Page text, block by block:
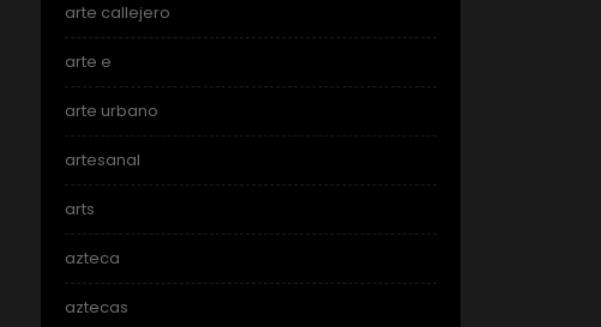
arte callejero
arte e
arte urbano
artesanal
arts
azteca
aztecas